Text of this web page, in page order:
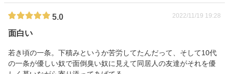
5.0 2022/11/19 19:28
面白い
若き頃の一条。下積みというか苦労してたんだって、そして10代
の一条が優しい奴で面倒臭い奴に見えて同居人の友達がそれを優